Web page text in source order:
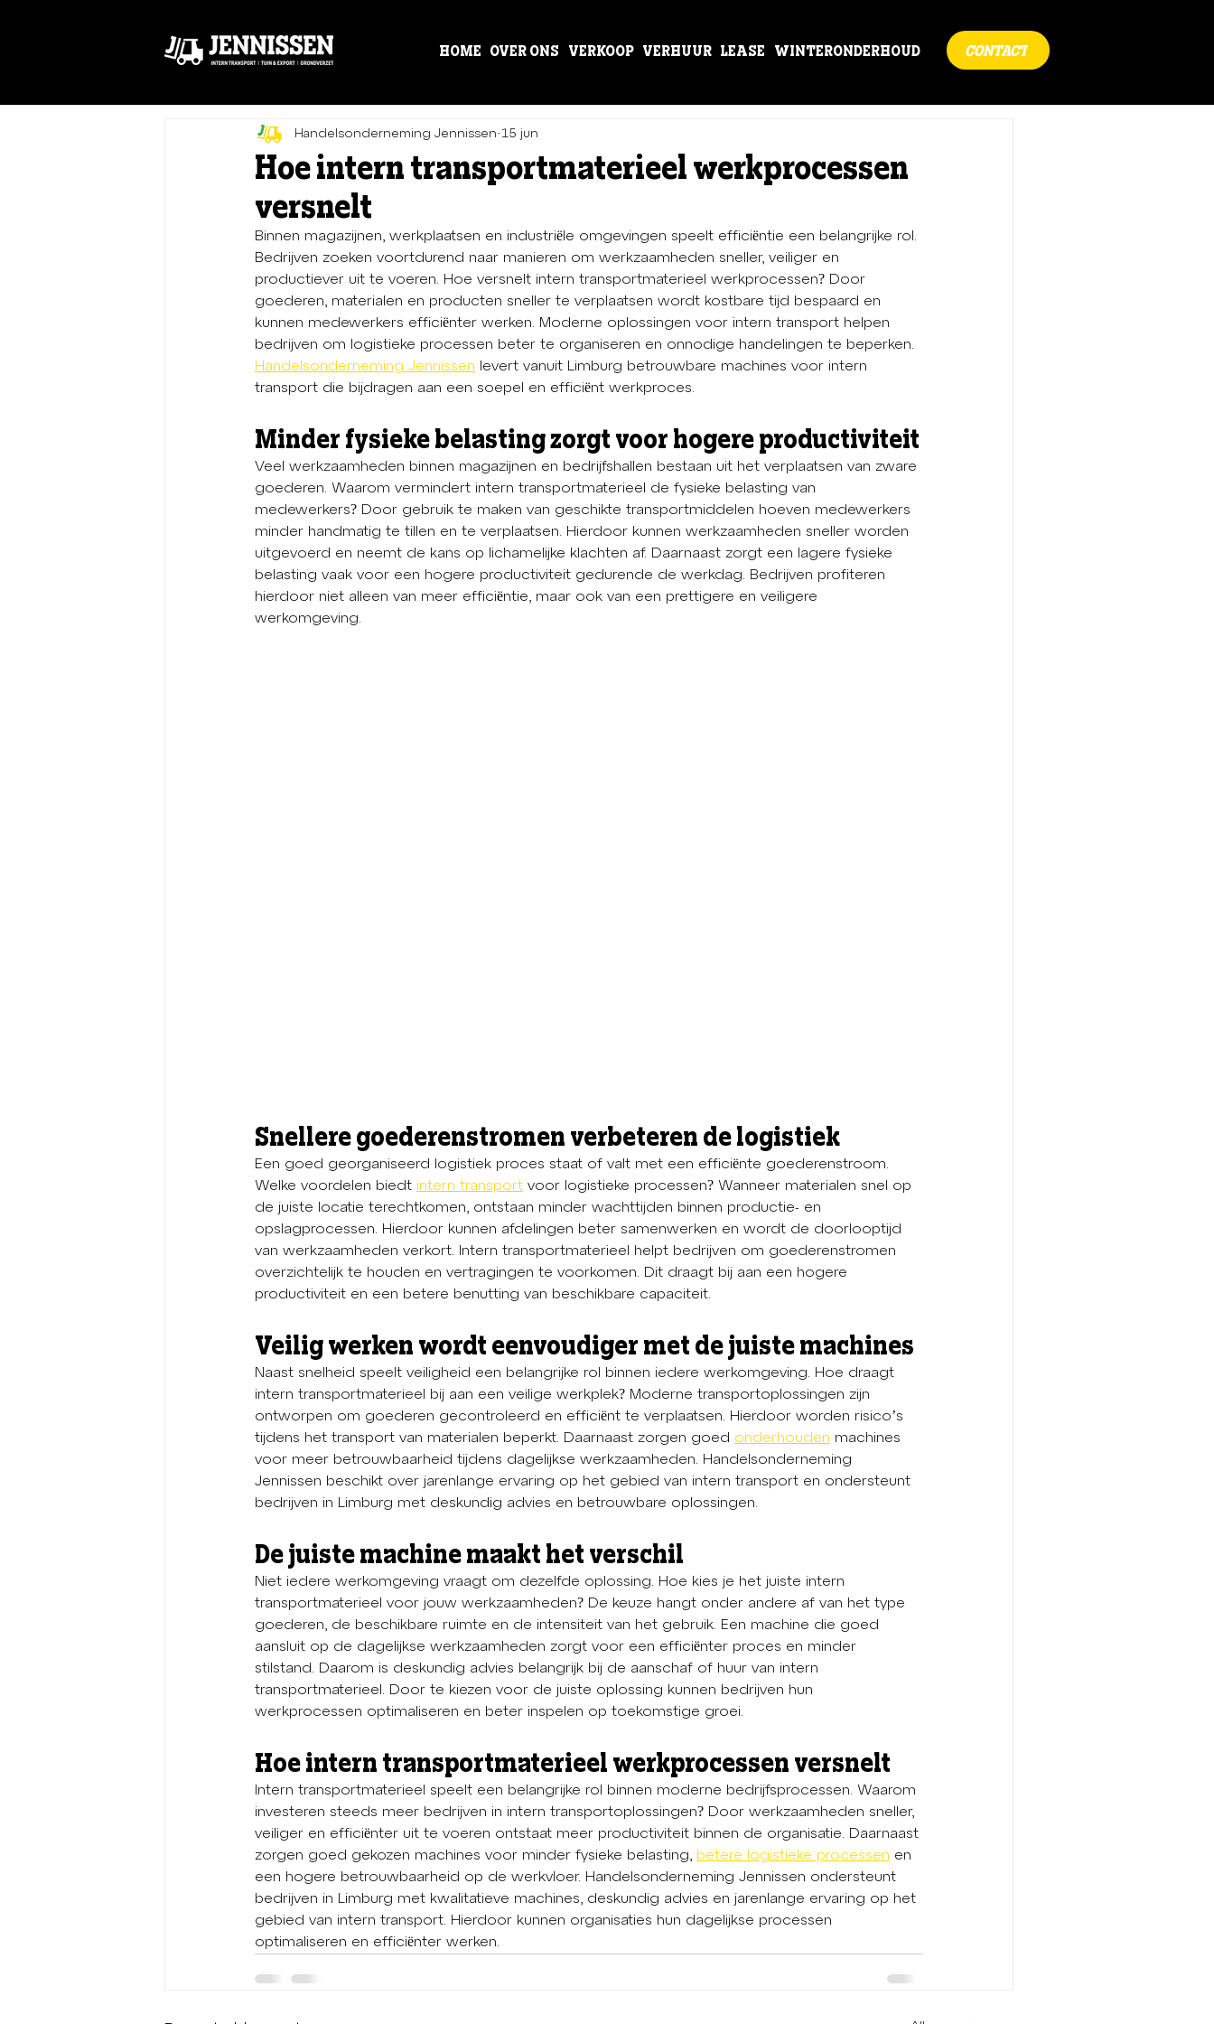
HOME OVER ONS VERKOOP VERHUUR LEASE WINTERONDERHOUD CONTACT
Hoe intern transportmaterieel werkprocessen
versnelt
Handelsonderneming Jennissen 15 jun
Binnen magazijnen, werkplaatsen en industriële omgevingen speelt efficiëntie een belangrijke rol.
Bedrijven zoeken voortdurend naar manieren om werkzaamheden sneller, veiliger en
productiever uit te voeren. Hoe versnelt intern transportmaterieel werkprocessen? Door
goederen, materialen en producten sneller te verplaatsen wordt kostbare tijd bespaard en
kunnen medewerkers efficiënter werken. Moderne oplossingen voor intern transport helpen
bedrijven om logistieke processen beter te organiseren en onnodige handelingen te beperken.
Handelsonderneming Jennissen levert vanuit Limburg betrouwbare machines voor intern
transport die bijdragen aan een soepel en efficiënt werkproces.
Minder fysieke belasting zorgt voor hogere productiviteit
Veel werkzaamheden binnen magazijnen en bedrijfshallen bestaan uit het verplaatsen van zware
goederen. Waarom vermindert intern transportmaterieel de fysieke belasting van
medewerkers? Door gebruik te maken van geschikte transportmiddelen hoeven medewerkers
minder handmatig te tillen en te verplaatsen. Hierdoor kunnen werkzaamheden sneller worden
uitgevoerd en neemt de kans op lichamelijke klachten af. Daarnaast zorgt een lagere fysieke
belasting vaak voor een hogere productiviteit gedurende de werkdag. Bedrijven profiteren
hierdoor niet alleen van meer efficiëntie, maar ook van een prettigere en veiligere
werkomgeving.
Snellere goederenstromen verbeteren de logistiek
Een goed georganiseerd logistiek proces staat of valt met een efficiënte goederenstroom.
Welke voordelen biedt intern transport voor logistieke processen? Wanneer materialen snel op
de juiste locatie terechtkomen, ontstaan minder wachttijden binnen productie- en
opslagprocessen. Hierdoor kunnen afdelingen beter samenwerken en wordt de doorlooptijd
van werkzaamheden verkort. Intern transportmaterieel helpt bedrijven om goederenstromen
overzichtelijk te houden en vertragingen te voorkomen. Dit draagt bij aan een hogere
productiviteit en een betere benutting van beschikbare capaciteit.
Veilig werken wordt eenvoudiger met de juiste machines
Naast snelheid speelt veiligheid een belangrijke rol binnen iedere werkomgeving. Hoe draagt
intern transportmaterieel bij aan een veilige werkplek? Moderne transportoplossingen zijn
ontworpen om goederen gecontroleerd en efficiënt te verplaatsen. Hierdoor worden risico’s
tijdens het transport van materialen beperkt. Daarnaast zorgen goed onderhouden machines
voor meer betrouwbaarheid tijdens dagelijkse werkzaamheden. Handelsonderneming
Jennissen beschikt over jarenlange ervaring op het gebied van intern transport en ondersteunt
bedrijven in Limburg met deskundig advies en betrouwbare oplossingen.
De juiste machine maakt het verschil
Niet iedere werkomgeving vraagt om dezelfde oplossing. Hoe kies je het juiste intern
transportmaterieel voor jouw werkzaamheden? De keuze hangt onder andere af van het type
goederen, de beschikbare ruimte en de intensiteit van het gebruik. Een machine die goed
aansluit op de dagelijkse werkzaamheden zorgt voor een efficiënter proces en minder
stilstand. Daarom is deskundig advies belangrijk bij de aanschaf of huur van intern
transportmaterieel. Door te kiezen voor de juiste oplossing kunnen bedrijven hun
werkprocessen optimaliseren en beter inspelen op toekomstige groei.
Hoe intern transportmaterieel werkprocessen versnelt
Intern transportmaterieel speelt een belangrijke rol binnen moderne bedrijfsprocessen. Waarom
investeren steeds meer bedrijven in intern transportoplossingen? Door werkzaamheden sneller,
veiliger en efficiënter uit te voeren ontstaat meer productiviteit binnen de organisatie. Daarnaast
zorgen goed gekozen machines voor minder fysieke belasting, betere logistieke processen en
een hogere betrouwbaarheid op de werkvloer. Handelsonderneming Jennissen ondersteunt
bedrijven in Limburg met kwalitatieve machines, deskundig advies en jarenlange ervaring op het
gebied van intern transport. Hierdoor kunnen organisaties hun dagelijkse processen
optimaliseren en efficiënter werken.